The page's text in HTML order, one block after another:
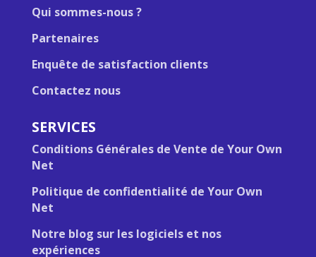
Qui sommes-nous ?
Partenaires
Enquête de satisfaction clients
Contactez nous
SERVICES
Conditions Générales de Vente de Your Own
Net
Politique de confidentialité de Your Own
Net
Notre blog sur les logiciels et nos
expériences